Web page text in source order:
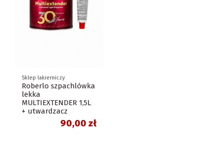
Sklep lakierniczy
Roberlo szpachlówka
lekka
MULTIEXTENDER 1,5L
+ utwardzacz
90,00 zł